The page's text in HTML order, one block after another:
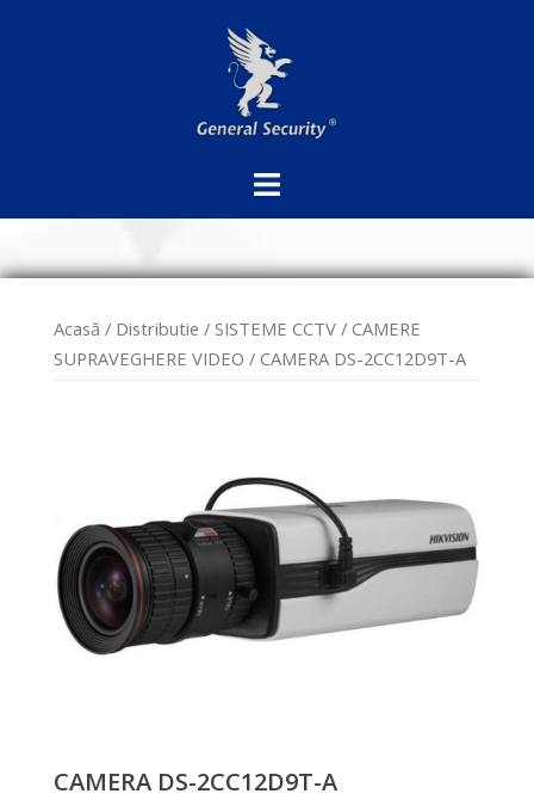
Acasă / Distributie / SISTEME CCTV / CAMERE
SUPRAVEGHERE VIDEO / CAMERA DS-2CC12D9T-A
CAMERA DS-2CC12D9T-A